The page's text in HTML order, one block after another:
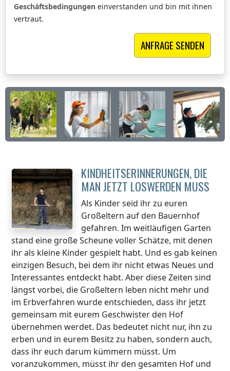
Geschäftsbedingungen einverstanden und bin mit ihnen
vertraut.
KINDHEITSERINNERUNGEN, DIE
MAN JETZT LOSWERDEN MUSS
Als Kinder seid ihr zu euren
Großeltern auf den Bauernhof
gefahren. Im weitläufigen Garten
stand eine große Scheune voller Schätze, mit denen
ihr als kleine Kinder gespielt habt. Und es gab keinen
einzigen Besuch, bei dem ihr nicht etwas Neues und
Interessantes entdeckt habt. Aber diese Zeiten sind
längst vorbei, die Großeltern leben nicht mehr und
im Erbverfahren wurde entschieden, dass ihr jetzt
gemeinsam mit eurem Geschwister den Hof
übernehmen werdet. Das bedeutet nicht nur, ihn zu
erben und in eurem Besitz zu haben, sondern auch,
dass ihr euch darum kümmern müsst. Um
voranzukommen, müsst ihr den gesamten Hof und